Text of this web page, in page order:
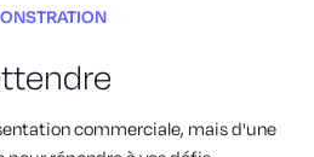
commerciale, mais d'une